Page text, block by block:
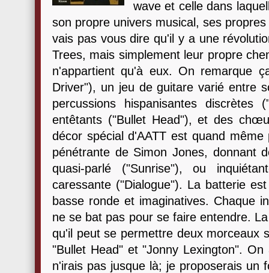
wave et celle dans
son propre univers musical, ses
vais pas vous dire qu'il y a une
Trees, mais simplement leur propre
n'appartient qu'à eux. On remarque
Driver"), un jeu de guitare varié entre
percussions hispanisantes discrètes
entêtants ("Bullet Head"), et des
décor spécial d'AATT est quand
pénétrante de Simon Jones, donnant
quasi-parlé ("Sunrise"), ou
caressante ("Dialogue"). La batterie
basse ronde et imaginatives. Chaque
ne se bat pas pour se faire entendre.
qu'il peut se permettre deux morceaux
"Bullet Head" et "Jonny Lexington".
n'irais pas jusque là; je proposerais un